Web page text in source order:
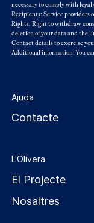
necessary to comply with legal
Recipients: Service providers
Rights: Right to withdraw
deletion of your data and the
Contact details to exercise
Additional information: You
Ajuda
Contacte
L'Olivera
El Projecte
Nosaltres